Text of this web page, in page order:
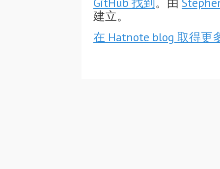
建立。
在 Hatnote blog 取得更